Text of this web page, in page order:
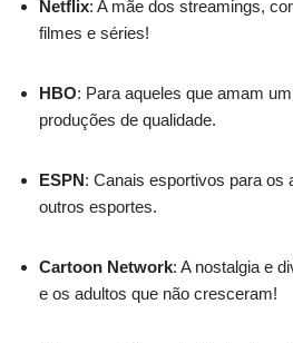
Netflix: A mãe dos streamings,
filmes e séries!
HBO: Para aqueles que amam
produções de qualidade.
ESPN: Canais esportivos para os
outros esportes.
Cartoon Network: A nostalgia e
e os adultos que não cresceram!